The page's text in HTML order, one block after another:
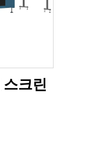
스크린